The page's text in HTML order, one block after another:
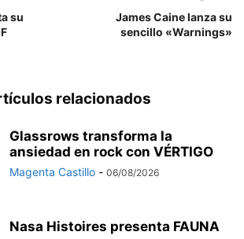
su
James Caine lanza su
sencillo «Warnings»
relacionados
Glassrows transforma la
ansiedad en rock con VÉRTIGO
Magenta Castillo - 06/08/2026
Nasa Histoires presenta FAUNA